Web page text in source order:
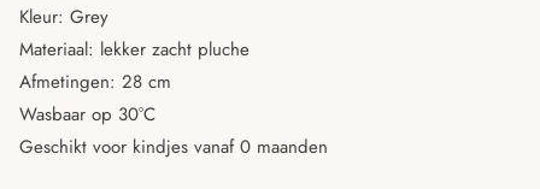
Kleur: Grey
Materiaal: lekker zacht pluche
Afmetingen: 28 cm
Wasbaar op 30°C
Geschikt voor kindjes vanaf 0 maanden